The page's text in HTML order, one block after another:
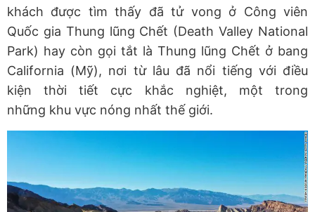
khách được tìm thấy đã tử vong ở Công viên
Quốc gia Thung lũng Chết (Death Valley National
Park) hay còn gọi tắt là Thung lũng Chết ở bang
California (Mỹ), nơi từ lâu đã nổi tiếng với điều
kiện thời tiết cực khắc nghiệt, một trong
những khu vực nóng nhất thế giới.